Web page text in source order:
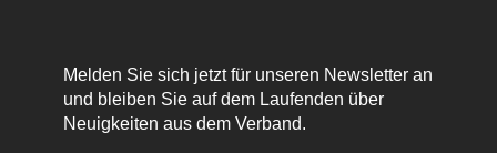
Melden Sie sich jetzt für unseren Newsletter an
und bleiben Sie auf dem Laufenden über
Neuigkeiten aus dem Verband.